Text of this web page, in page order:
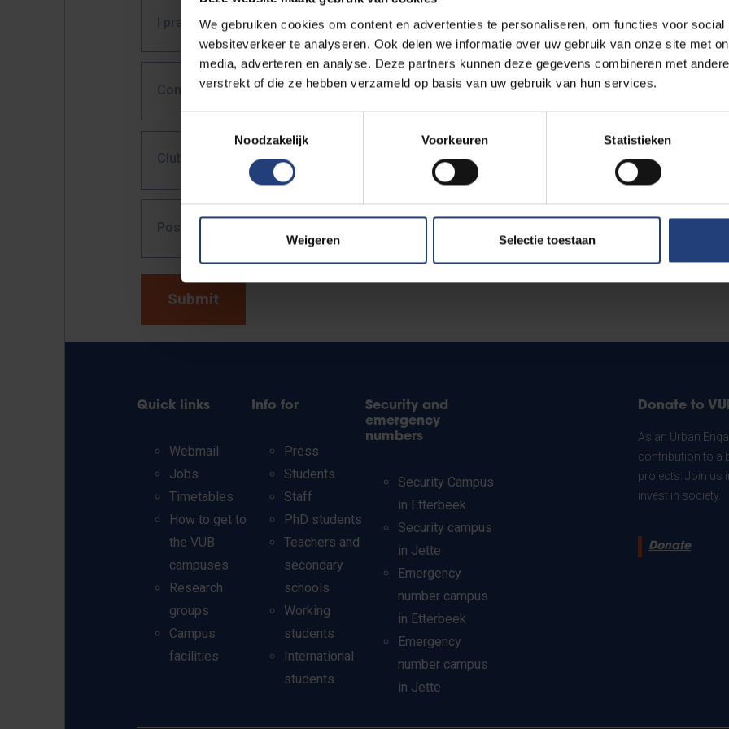
We gebruiken cookies om content en advertenties te personaliseren, om functies voor
websiteverkeer te analyseren. Ook delen we informatie over uw gebruik van onze site met
media, adverteren en analyse. Deze partners kunnen deze gegevens combineren met
verstrekt of die ze hebben verzameld op basis van uw gebruik van hun services.
Toestemmingsselectie
Noodzakelijk
Voorkeuren Statistieken
Weigeren Selectie toestaan
I practice following sport(s) in competition *
Competition level *
Club
Position
Quick links
Webmail
Jobs
Timetables
How to get to
the VUB
campuses
Research
groups
Campus
facilities
Info for
Press
Students
Staff
PhD students
Teachers and
secondary
schools
Working
students
International
students
Security and
emergency
numbers
Security Campus
in Etterbeek
Security campus
in Jette
Emergency
number campus
in Etterbeek
Emergency
number campus
in Jette
Donate to
As an Urban
contribution to a
projects. Join us
invest in society.
Donate